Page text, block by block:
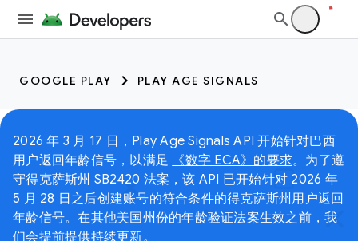
GOOGLE PLAY PLAY AGE SIGNALS
2026 年 3 月 17 日，Play Age Signals API 开始针对巴西
用户返回年龄信号，以满足
《数字 ECA》的要求。为了遵
守得克萨斯州 SB2420 法案，该 API 已开始针对 2026 年
5 月 28 日之后创建账号的符合条件的得克萨斯州用户返回
年龄信号。在其他美国州份的年龄验证法案生效之前，我
们会提前提供持续更新。